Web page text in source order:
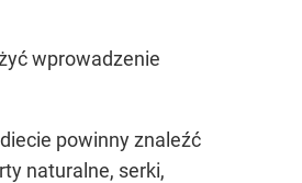
wprowadzenie
powinny znaleźć
naturalne, serki,